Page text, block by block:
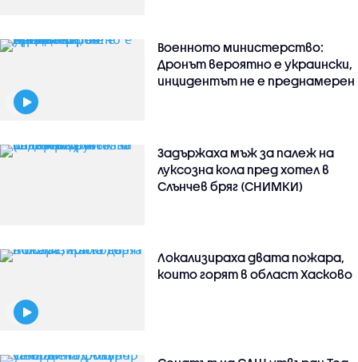
Военното министерство:
Дронът вероятно е украински,
инцидентът не е преднамерен
Задържаха мъж за палеж на
луксозна кола пред хотел в
Слънчев бряг (СНИМКИ)
Локализираха двата пожара,
които горят в област Хасково